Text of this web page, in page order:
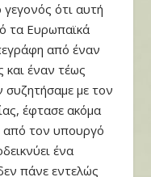
ότι αυτή
τα Ευρωπαϊκά
από έναν
έναν τέως
με τον
έφτασε ακόμα
από τον υπουργό
ένα
πάνε εντελώς